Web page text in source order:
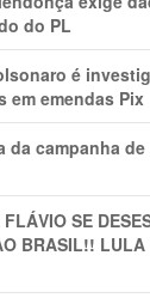
do PL
é
em emendas Pix
da campanha
SE
BRASIL!!